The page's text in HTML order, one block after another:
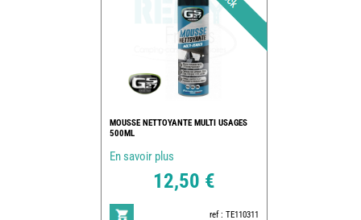
MOUSSE NETTOYANTE MULTI USAGES
500ML
En savoir plus
12,50 €
ref : TE110311